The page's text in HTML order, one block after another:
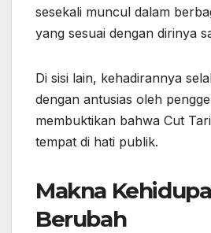
sesekali muncul dalam
yang sesuai dengan dirinya
Di sisi lain, kehadirannya
dengan antusias oleh
membuktikan bahwa Cut
tempat di hati publik.
Makna
Berubah